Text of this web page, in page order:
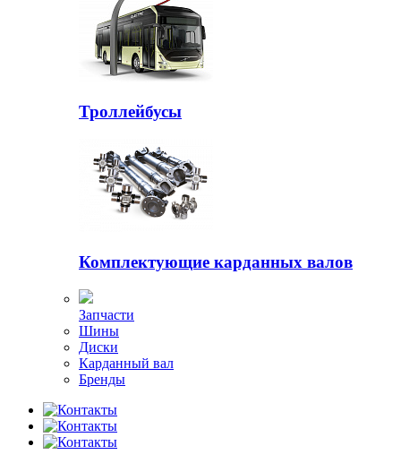
Троллейбусы
Комплектующие карданных валов
Запчасти
Шины
Диски
Карданный вал
Бренды